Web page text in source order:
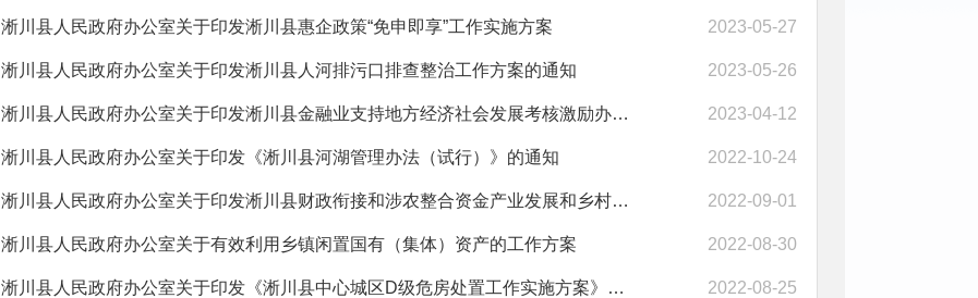
淅川县人民政府办公室关于印发淅川县惠企政策“免申即享”工作实施方案 2023-05-27
淅川县人民政府办公室关于印发淅川县人河排污口排查整治工作方案的通知 2023-05-26
淅川县人民政府办公室关于印发淅川县金融业支持地方经济社会发展考核激励办法... 2023-04-12
淅川县人民政府办公室关于印发《淅川县河湖管理办法（试行）》的通知 2022-10-24
淅川县人民政府办公室关于印发淅川县财政衔接和涉农整合资金产业发展和乡村建... 2022-09-01
淅川县人民政府办公室关于有效利用乡镇闲置国有（集体）资产的工作方案 2022-08-30
淅川县人民政府办公室关于印发《淅川县中心城区D级危房处置工作实施方案》通... 2022-08-25